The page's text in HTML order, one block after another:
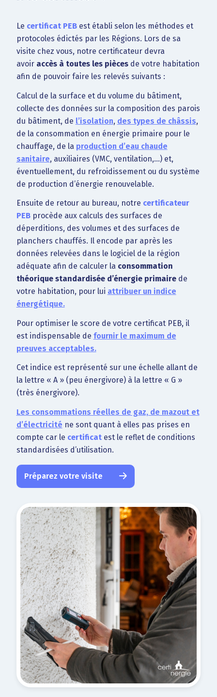
Le certificat PEBest établi selon les méthodes et
protocoles édictés par les Régions. Lors de sa
visite chez vous, notre certificateur devra
avoir accès à toutes les piècesde votre habitation
afin de pouvoir faire les relevés suivants :
Calcul de la surface et du volume du bâtiment,
collecte des données sur la composition des parois
du bâtiment, de l’isolation, des types de châssis,
de la consommation en énergie primaire pour le
chauffage, de la production d’eau chaude
sanitaire, auxiliaires (VMC, ventilation,…) et,
éventuellement, du refroidissement ou du système
de production d’énergie renouvelable.
Ensuite de retour au bureau, notre certificateur
PEBprocède aux calculs des surfaces de
déperditions, des volumes et des surfaces de
planchers chauffés. Il encode par après les
données relevées dans le logiciel de la région
adéquate afin de calculer la consommation
théorique standardisée d’énergie primairede
votre habitation, pour lui attribuer un indice
énergétique.
Pour optimiser le score de votre certificat PEB, il
est indispensable de fournir le maximum de
preuves acceptables.
Cet indice est représenté sur une échelle allant de
la lettre « A » (peu énergivore) à la lettre « G »
(très énergivore).
Les consommations réelles de gaz, de mazout et
d’électricité ne sont quant à elles pas prises en
compte car le certificat est le reflet de conditions
standardisées d’utilisation.
Préparez votre visite